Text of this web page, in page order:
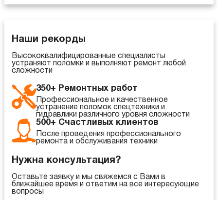
Наши рекорды
Высококвалифицированные специалисты
устраняют поломки и выполняют ремонт любой
сложности
350+ Ремонтных работ
Профессиональное и качественное
устранение поломок спецтехники и
гидравлики различного уровня сложности
500+ Счастливых клиентов
После проведения профессионального
ремонта и обслуживания техники
Нужна консультация?
Оставьте заявку и мы свяжемся с Вами в
ближайшее время и ответим на все интересующие
вопросы